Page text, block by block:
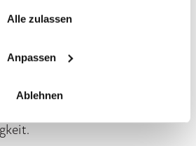
Alle zulassen
Anpassen
Ablehnen
und veraltete Hardware
Dies ist nicht nur eine kluge
zur Sicherstellung des